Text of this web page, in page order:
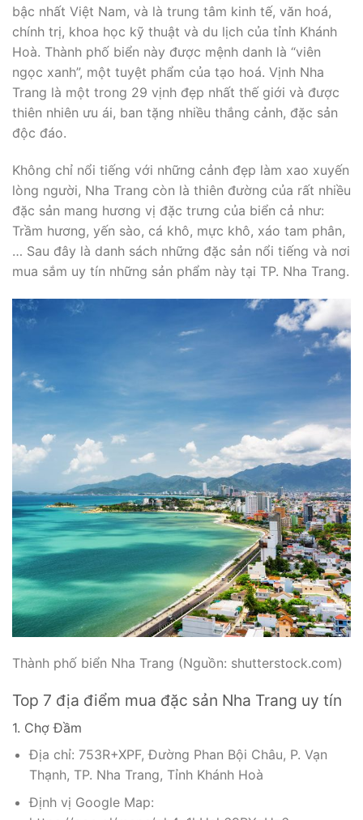
bậc nhất Việt Nam, và là trung tâm kinh tế, văn hoá,
chính trị, khoa học kỹ thuật và du lịch của tỉnh Khánh
Hoà. Thành phố biển này được mệnh danh là “viên
ngọc xanh”, một tuyệt phẩm của tạo hoá. Vịnh Nha
Trang là một trong 29 vịnh đẹp nhất thế giới và được
thiên nhiên ưu ái, ban tặng nhiều thắng cảnh, đặc sản
độc đáo.
Không chỉ nổi tiếng với những cảnh đẹp làm xao xuyến
lòng người, Nha Trang còn là thiên đường của rất nhiều
đặc sản mang hương vị đặc trưng của biển cả như:
Trầm hương, yến sào, cá khô, mực khô, xáo tam phân,
… Sau đây là danh sách những đặc sản nổi tiếng và nơi
mua sắm uy tín những sản phẩm này tại TP. Nha Trang.
Thành phố biển Nha Trang (Nguồn: shutterstock.com)
Top 7 địa điểm mua đặc sản Nha Trang uy tín
1. Chợ Đầm
Địa chỉ: 753R+XPF, Đường Phan Bội Châu, P. Vạn
Thạnh, TP. Nha Trang, Tỉnh Khánh Hoà
Định vị Google Map: